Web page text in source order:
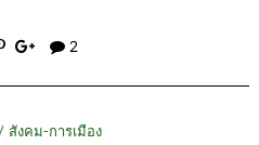
2
สังคม-การเมือง